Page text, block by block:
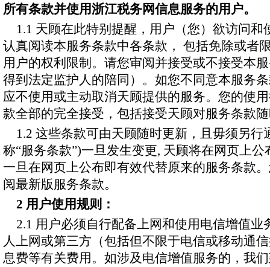
所有条款并使用浙江税务网信息服务的用户。
1.1 天顾在此特别提醒，用户（您）欲访问
认真阅读本服务条款中各条款， 包括免除或者
用户的权利限制。请您审阅并接受或不接受本
得到法定监护人的陪同）。如您不同意本服务
应不使用或主动取消天顾提供的服务。您的使
款全部的完全接受，包括接受天顾对服务条款
1.2 这些条款可由天顾随时更新，且毋须另
称“服务条款”)一旦发生变更, 天顾将在网页上
一旦在网页上公布即有效代替原来的服务条款
阅最新版服务条款。
2 用户使用规则：
2.1 用户必须自行配备上网和使用电信增值
人上网或第三方（包括但不限于电信或移动通
息费等有关费用。如涉及电信增值服务的，我